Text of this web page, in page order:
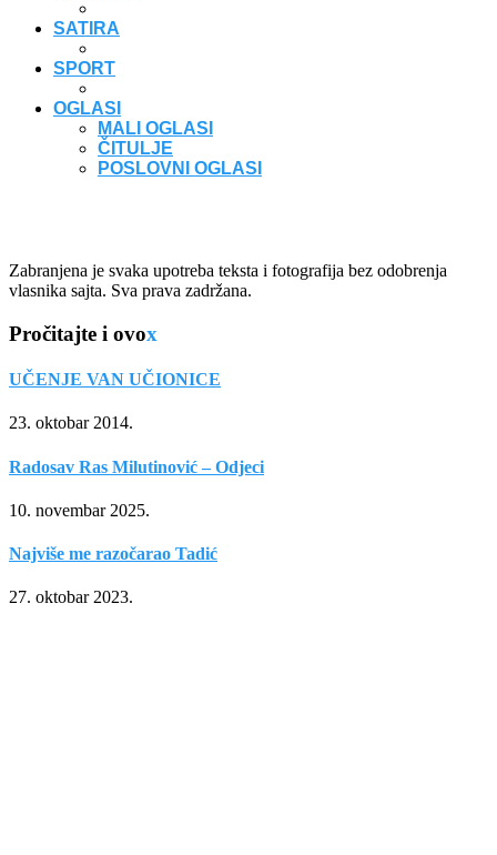
SATIRA
SPORT
OGLASI
MALI OGLASI
ČITULJE
POSLOVNI OGLASI
Zabranjena je svaka upotreba teksta i fotografija bez odobrenja
vlasnika sajta. Sva prava zadržana.
Pročitajte i ovox
UČENJE VAN UČIONICE
23. oktobar 2014.
Radosav Ras Milutinović – Odjeci
10. novembar 2025.
Najviše me razočarao Tadić
27. oktobar 2023.